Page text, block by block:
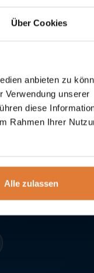
Über Cookies
anbieten zu
Verwendung unserer
diese
Rahmen Ihrer
Alle zulassen
für Benutzer